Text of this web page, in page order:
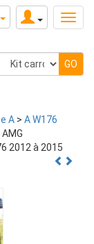
A > A W176
2012 à 2015